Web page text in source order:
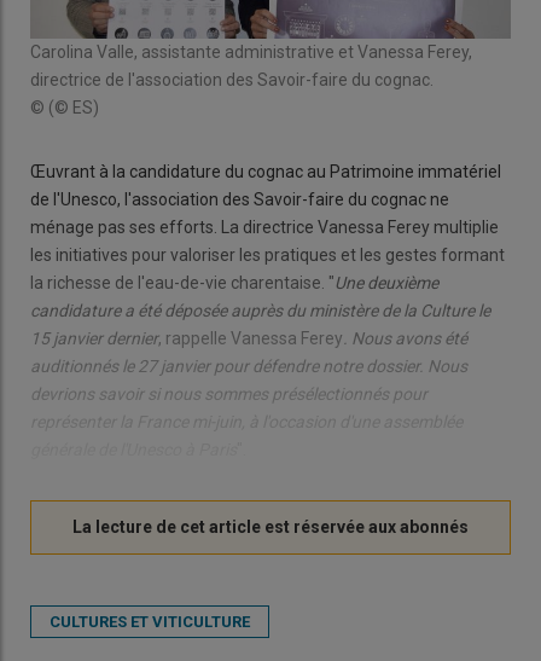
Carolina Valle, assistante administrative et Vanessa Ferey,
directrice de l'association des Savoir-faire du cognac.
© (© ES)
Œuvrant à la candidature du cognac au Patrimoine immatériel
de l'Unesco, l'association des Savoir-faire du cognac ne
ménage pas ses efforts. La directrice Vanessa Ferey multiplie
les initiatives pour valoriser les pratiques et les gestes formant
la richesse de l'eau-de-vie charentaise. "Une deuxième
candidature a été déposée auprès du ministère de la Culture le
15 janvier dernier, rappelle Vanessa Ferey . Nous avons été
auditionnés le 27 janvier pour défendre notre dossier. Nous
devrions savoir si nous sommes présélectionnés pour
CULTURES ET VITICULTURE